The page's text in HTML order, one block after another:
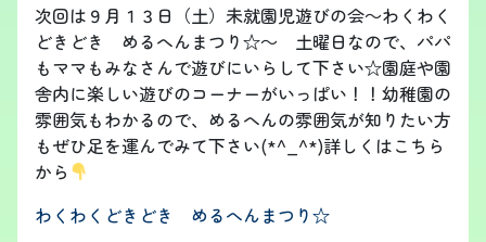
次回は９月１３日（土）未就園児遊びの会～わくわく
どきどき めるへんまつり☆～ 土曜日なので、パパ
もママもみなさんで遊びにいらして下さい☆園庭や園
舎内に楽しい遊びのコーナーがいっぱい！！幼稚園の
雰囲気もわかるので、めるへんの雰囲気が知りたい方
もぜひ足を運んでみて下さい(*^_^*)詳しくはこちら
から
わくわくどきどき めるへんまつり☆